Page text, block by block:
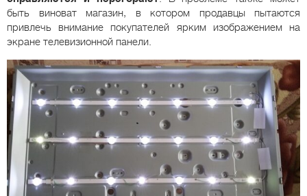
быть виноват магазин, в котором продавцы пытаются
привлечь внимание покупателей ярким изображением на
экране телевизионной панели.